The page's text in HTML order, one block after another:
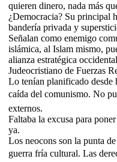
quieren dinero, nada más
¿Democracia? Su principal
bandería privada y
Señalan como enemigo
islámica, al Islam mismo,
alianza estratégica
Judeocristiano de Fuerzas
Lo tenían planificado desde
caída del comunismo. No
externos.
Faltaba la excusa para
ya.
Los neocons son la punta
guerra fría cultural. Las